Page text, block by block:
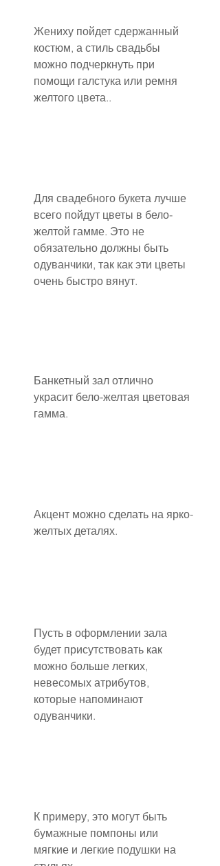
Жениху пойдет сдержанный
костюм, а стиль свадьбы
можно подчеркнуть при
помощи галстука или ремня
желтого цвета..
Для свадебного букета лучше
всего пойдут цветы в бело-
желтой гамме. Это не
обязательно должны быть
одуванчики, так как эти цветы
очень быстро вянут.
Банкетный зал отлично
украсит бело-желтая цветовая
гамма.
Акцент можно сделать на ярко-
желтых деталях.
Пусть в оформлении зала
будет присутствовать как
можно больше легких,
невесомых атрибутов,
которые напоминают
одуванчики.
К примеру, это могут быть
бумажные помпоны или
мягкие и легкие подушки на